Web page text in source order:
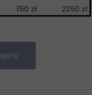
150 zł
2250 zł